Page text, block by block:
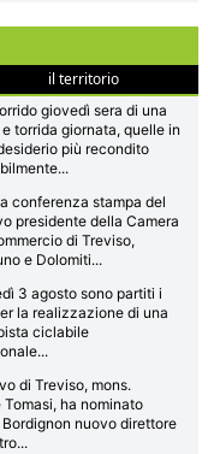
il territorio
giovedì sera di una
torrida giornata, quelle in
più recondito
...
conferenza stampa del
presidente della Camera
di Treviso,
e Dolomiti...
3 agosto sono partiti i
la realizzazione di una
ciclabile
...
di Treviso, mons.
ha nominato
nuovo direttore
...